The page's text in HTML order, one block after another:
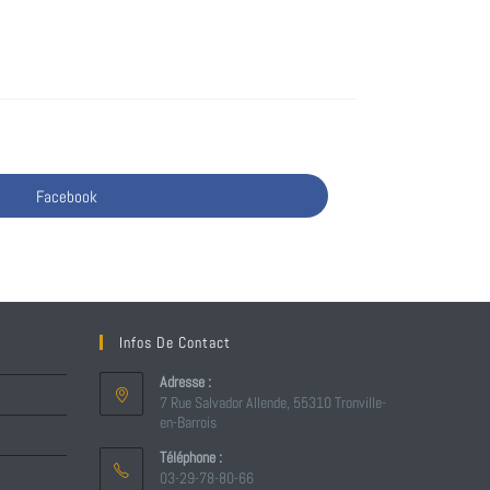
Facebook
Infos De Contact
Adresse :
7 Rue Salvador Allende, 55310 Tronville-
en-Barrois
Téléphone :
03-29-78-80-66